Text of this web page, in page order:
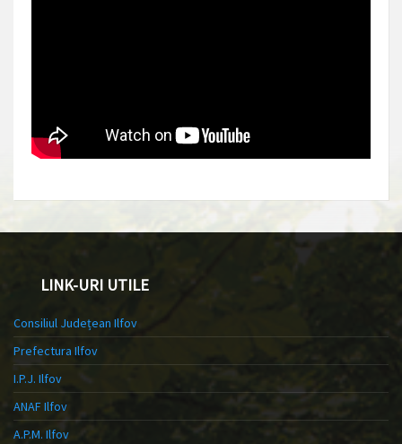
LINK-URI UTILE
Consiliul Județean Ilfov
Prefectura Ilfov
I.P.J. Ilfov
ANAF Ilfov
A.P.M. Ilfov